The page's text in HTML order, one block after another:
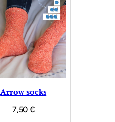
Arrow socks
7,50 €